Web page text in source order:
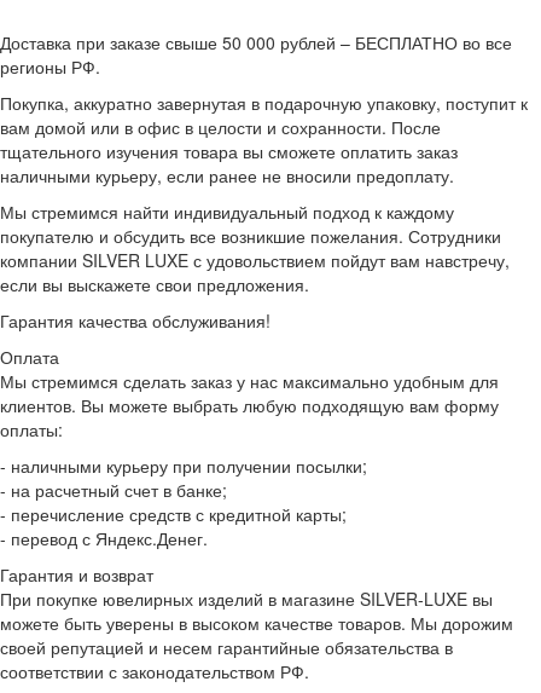
Доставка при заказе свыше 50 000 рублей – БЕСПЛАТНО во все
регионы РФ.
Покупка, аккуратно завернутая в подарочную упаковку, поступит к
вам домой или в офис в целости и сохранности. После
тщательного изучения товара вы сможете оплатить заказ
наличными курьеру, если ранее не вносили предоплату.
Мы стремимся найти индивидуальный подход к каждому
покупателю и обсудить все возникшие пожелания. Сотрудники
компании SILVER LUXE с удовольствием пойдут вам навстречу,
если вы выскажете свои предложения.
Гарантия качества обслуживания!
Оплата
Мы стремимся сделать заказ у нас максимально удобным для
клиентов. Вы можете выбрать любую подходящую вам форму
оплаты:
- наличными курьеру при получении посылки;
- на расчетный счет в банке;
- перечисление средств с кредитной карты;
- перевод с Яндекс.Денег.
Гарантия и возврат
При покупке ювелирных изделий в магазине SILVER-LUXE вы
можете быть уверены в высоком качестве товаров. Мы дорожим
своей репутацией и несем гарантийные обязательства в
соответствии с законодательством РФ.